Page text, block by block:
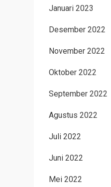
Januari 2023
Desember 2022
November 2022
Oktober 2022
September 2022
Agustus 2022
Juli 2022
Juni 2022
Mei 2022